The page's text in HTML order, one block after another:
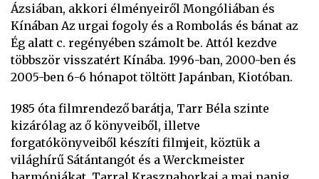
Ázsiában, akkori élményeiről Mongóliában és
Kínában Az urgai fogoly és a Rombolás és bánat az
Ég alatt c. regényében számolt be. Attól kezdve
többször visszatért Kínába. 1996-ban, 2000-ben és
2005-ben 6-6 hónapot töltött Japánban, Kiotóban.
1985 óta filmrendező barátja, Tarr Béla szinte
kizárólag az ő könyveiből, illetve
forgatókönyveiből készíti filmjeit, köztük a
világhírű Sátántangót és a Werckmeister